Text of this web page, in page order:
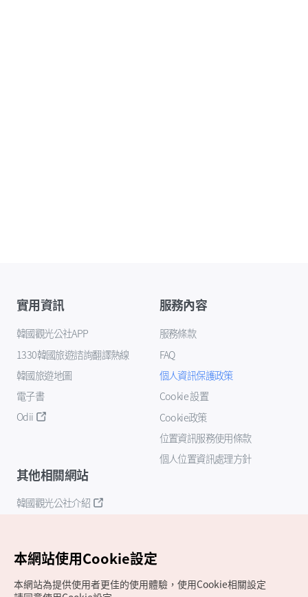
實用資訊
韓國觀光公社APP
1330韓國旅遊諮詢翻譯熱線
韓國旅遊地圖
電子書
Odii
服務內容
服務條款
FAQ
個人資訊保護政策
Cookie 設置
Cookie政策
位置資訊服務使用條款
個人位置資訊處理方針
其他相關網站
韓國觀光公社介紹
本網站使用Cookie設定
本網站為提供使用者更佳的使用體驗，使用Cookie相關設定